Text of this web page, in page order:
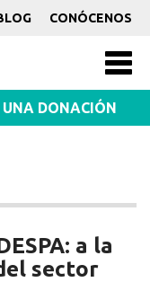
CONÓCENOS
UNA DONACIÓN
a la
sector